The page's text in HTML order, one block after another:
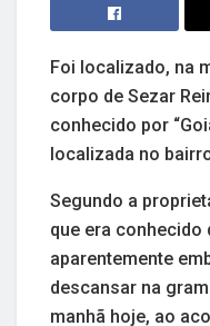
Foi localizado, na
corpo de Sezar
conhecido por
localizada no
Segundo a
que era conhecido
aparentemente
descansar na
manhã hoje, ao